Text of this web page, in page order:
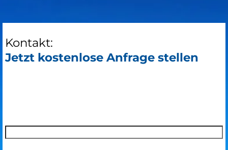
Kontakt:
Jetzt kostenlose Anfrage stellen